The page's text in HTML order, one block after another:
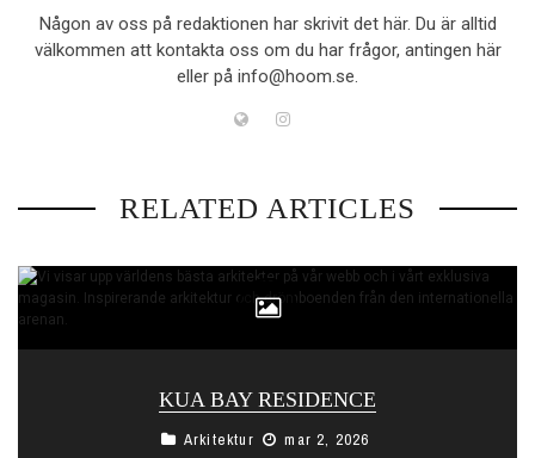
Någon av oss på redaktionen har skrivit det här. Du är alltid
välkommen att kontakta oss om du har frågor, antingen här
eller på info@hoom.se.
RELATED ARTICLES
KUA BAY RESIDENCE
Arkitektur mar 2, 2026